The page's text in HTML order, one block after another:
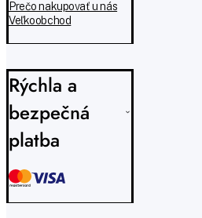
Prečo nakupovať u nás
Veľkoobchod
Rýchla a
bezpečná
platba